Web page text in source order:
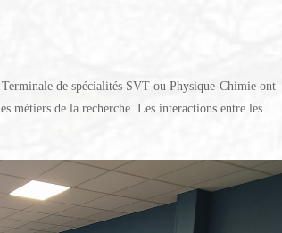
de spécialités SVT ou Physique-Chimie ont
métiers de la recherche. Les interactions entre les